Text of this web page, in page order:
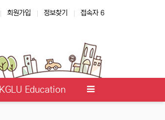
회원가입 정보찾기 접속자 6
KGLU Education